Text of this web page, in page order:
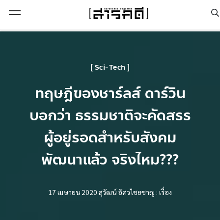
Sci-Tech
ทฤษฎีของชาร์ลส์ ดาร์วิน
บอกว่า ธรรมชาติจะคัดสรร
ผู้อยู่รอดสำหรับสังคม
พัฒนาแล้ว จริงไหม???
17 เมษายน 2020 สุวัฒน์ อัศวไชยชาญ : เรื่อง